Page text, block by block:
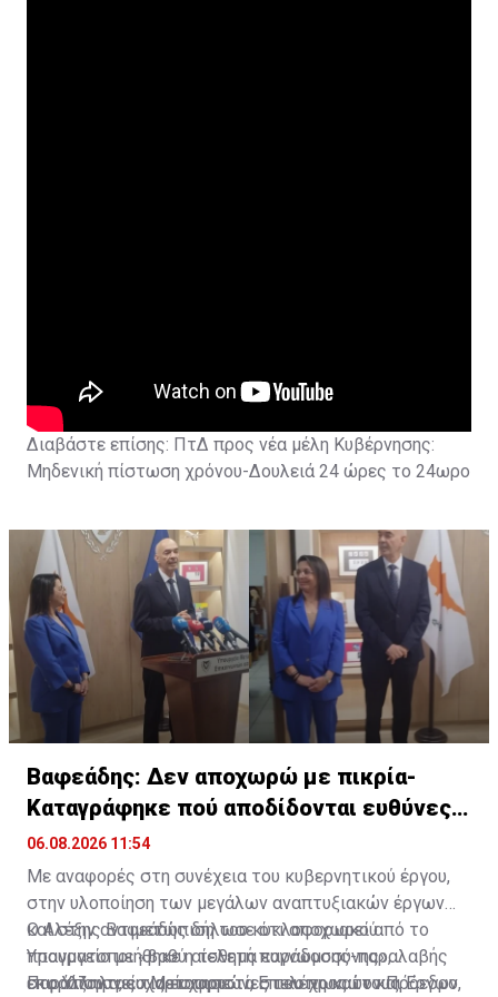
Διαβάστε επίσης: ΠτΔ προς νέα μέλη Κυβέρνησης:
Μηδενική πίστωση χρόνου-Δουλειά 24 ώρες το 24ωρο
Βαφεάδης: Δεν αποχωρώ με πικρία-
Καταγράφηκε πού αποδίδονται ευθύνες
για Takata
06.08.2026 11:54
Με αναφορές στη συνέχεια του κυβερνητικού έργου,
στην υλοποίηση των μεγάλων αναπτυξιακών έργων
και στην αντιμετώπιση του κυκλοφοριακού
πραγματοποιήθηκε η τελετή παράδοσης-παραλαβής
στο Υπουργείο Μεταφορών, Επικοινωνιών και Έργων,
Ο Αλέξης Βαφεάδης δήλωσε ότι αποχωρεί από το
Υπουργείο με «βαθύ αίσθημα ευγνωμοσύνης»,
εκφράζοντας τις ευχαριστίες του προς τον Πρόεδρο
Παράλληλα, ευχαρίστησε τα στελέχη και τους